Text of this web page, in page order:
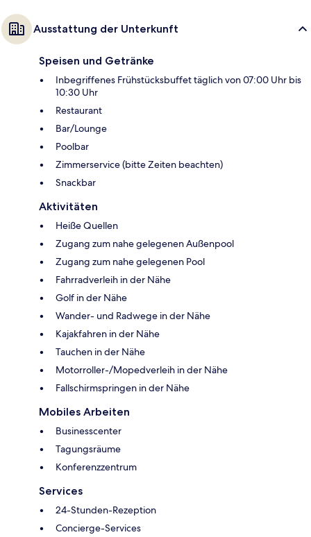
Ausstattung der Unterkunft
Speisen und Getränke
Inbegriffenes Frühstücksbuffet täglich von 07:00 Uhr bis
10:30 Uhr
Restaurant
Bar/Lounge
Poolbar
Zimmerservice (bitte Zeiten beachten)
Snackbar
Aktivitäten
Heiße Quellen
Zugang zum nahe gelegenen Außenpool
Zugang zum nahe gelegenen Pool
Fahrradverleih in der Nähe
Golf in der Nähe
Wander- und Radwege in der Nähe
Kajakfahren in der Nähe
Tauchen in der Nähe
Motorroller-/Mopedverleih in der Nähe
Fallschirmspringen in der Nähe
Mobiles Arbeiten
Businesscenter
Tagungsräume
Konferenzzentrum
Services
24-Stunden-Rezeption
Concierge-Services